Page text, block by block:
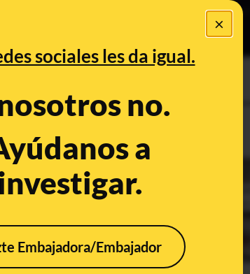
×
sociales les da igual.
no.
a
Embajadora/Embajador
Especial Ceuta•
PREBUNKING